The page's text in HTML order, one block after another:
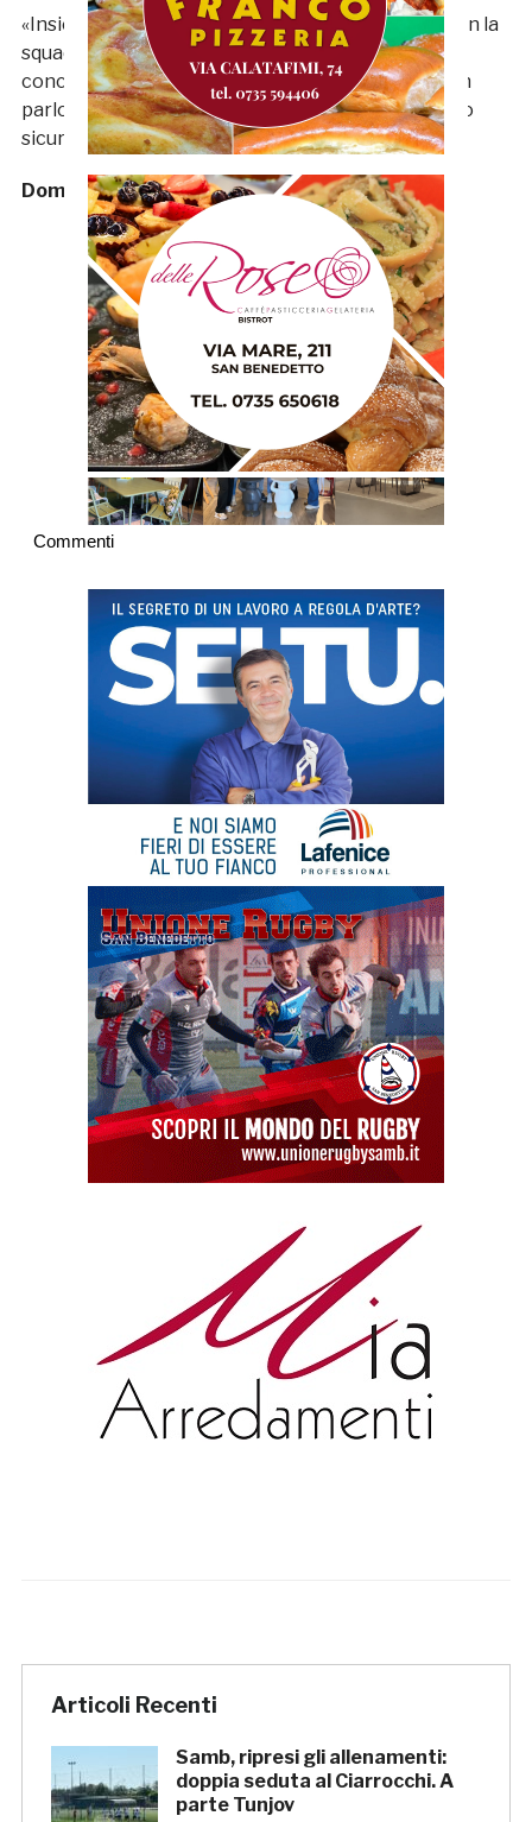
«Insieme al direttore sportivo abbiamo parlato con la
squadra e ci siamo confrontati. Dobbiamo
concentrarci solo a fare bene in campo quindi non
parlo della questione tra DS e Presidente, ma sono
sicuro che si risolverà tutto per il meglio».
Domenico Del Zompo
Commenti
Articoli Recenti
Samb, ripresi gli allenamenti:
doppia seduta al Ciarrocchi. A
parte Tunjov